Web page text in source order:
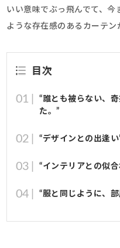
いい意味でぶっ飛んでて、今
ような存在感のあるカーテン
目次
“誰とも被らない、
た。”
“デザインとの出逢い
“インテリアとの似
“服と同じように、